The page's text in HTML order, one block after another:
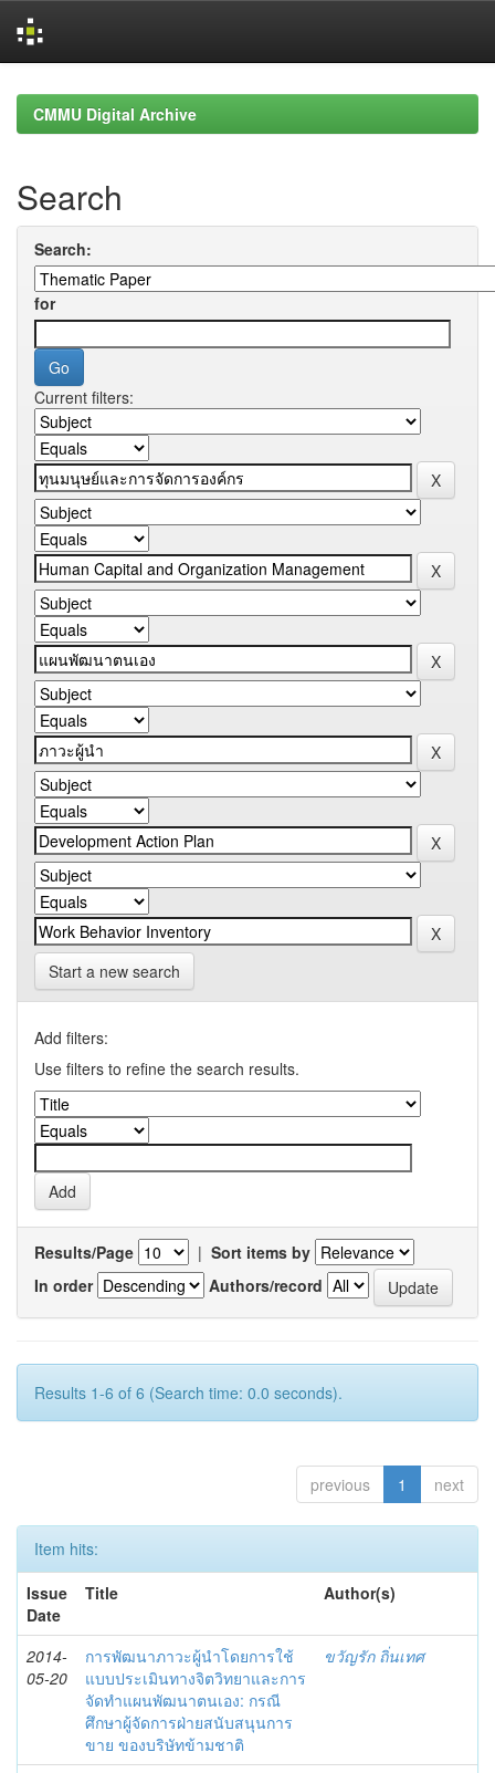
navigationCMMU Digital Archive
Search
Search:
for
Current filters:
Start a new search
Add filters:
Use filters to refine the search results.
Results/Page | Sort items by
In order
Authors/record
Results 1-6 of 6 (Search time: 0.0 seconds).
previous 1 next
Item hits:
Issue
Date
Title Author(s)
2014-
05-20
การพัฒนาภาวะผู้นำโดยการใช้
แบบประเมินทางจิตวิทยาและการ
จัดทำแผนพัฒนาตนเอง: กรณี
ศึกษาผู้จัดการฝ่ายสนับสนุนการ
ขาย ของบริษัทข้ามชาติ
ขวัญรัก ถิ่นเทศ